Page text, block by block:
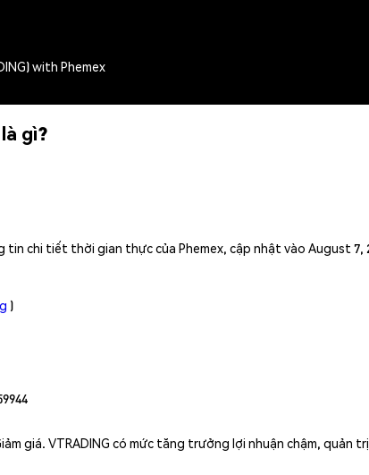
with Phemex
gì?
chi tiết thời gian thực của Phemex, cập nhật vào August 7,
)
giá. VTRADING có mức tăng trưởng lợi nhuận chậm,